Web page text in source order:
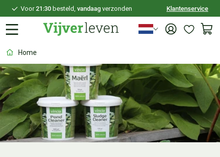
bedenktijd
achteraf betalen
Persoonlijk
Klantenservice
Home